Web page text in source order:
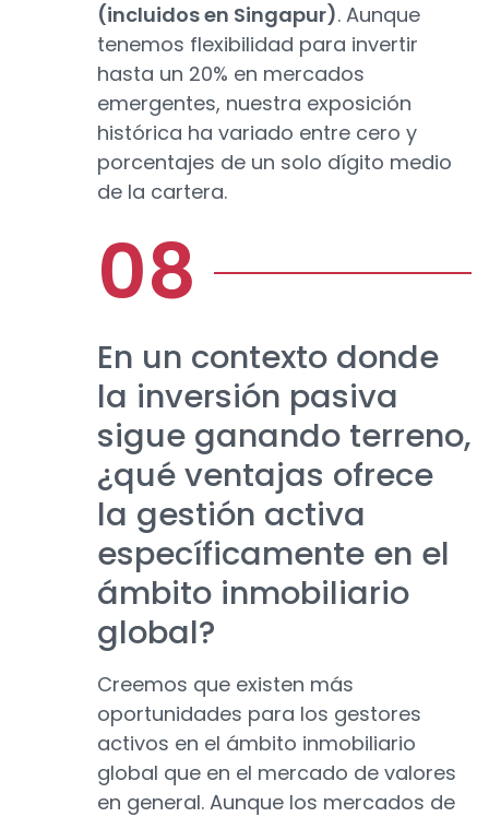
(incluidos en Singapur). Aunque
tenemos flexibilidad para invertir
hasta un 20% en mercados
emergentes, nuestra exposición
histórica ha variado entre cero y
porcentajes de un solo dígito medio
de la cartera.
En un contexto donde
la inversión pasiva
sigue ganando terreno,
¿qué ventajas ofrece
la gestión activa
específicamente en el
ámbito inmobiliario
global?
Creemos que existen más
oportunidades para los gestores
activos en el ámbito inmobiliario
global que en el mercado de valores
en general. Aunque los mercados de